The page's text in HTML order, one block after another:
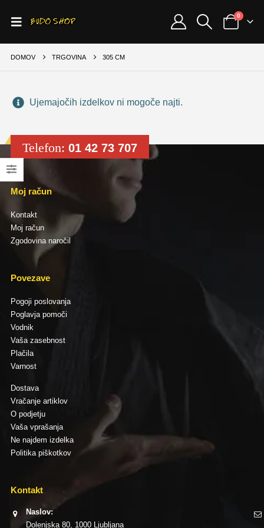
0
DOMOV TRGOVINA 305 CM
Ujemajočih izdelkov ni mogoče najti.
Telefon: 01 42 73 707
Moj račun
Kontakt
Moj račun
Zgodovina naročil
Povezave
Pogoji poslovanja
Poglavja pomoči
Vodnik
Vaša zasebnost
Plačila
Varnost
Dostava
Vračanje artiklov
O podjetju
Vaša vprašanja
Ne najdem izdelka
Politika piškotkov
Kontakt
Naslov:
Dolenjska 80, 1000 Ljubljana